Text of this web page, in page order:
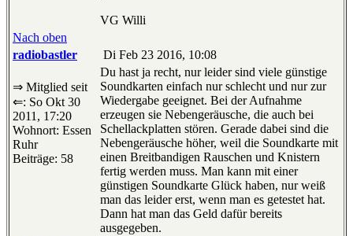
VG Willi
Nach oben
radiobastler
Di Feb 23 2016, 10:08
⇒ Mitglied seit
⇐: So Okt 30
2011, 17:20
Wohnort: Essen
Ruhr
Beiträge: 58
Du hast ja recht, nur leider sind viele günstige
Soundkarten einfach nur schlecht und nur zur
Wiedergabe geeignet. Bei der Aufnahme
erzeugen sie Nebengeräusche, die auch bei
Schellackplatten stören. Gerade dabei sind die
Nebengeräusche höher, weil die Soundkarte mit
einen Breitbandigen Rauschen und Knistern
fertig werden muss. Man kann mit einer
günstigen Soundkarte Glück haben, nur weiß
man das leider erst, wenn man es getestet hat.
Dann hat man das Geld dafür bereits
ausgegeben.